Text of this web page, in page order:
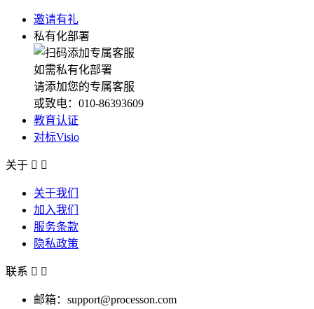
邀请有礼
私有化部署
如需私有化部署
请添加您的专属客服
或致电：010-86393609
教育认证
对标Visio
关于  
关于我们
加入我们
服务条款
隐私政策
联系  
邮箱：support@processon.com